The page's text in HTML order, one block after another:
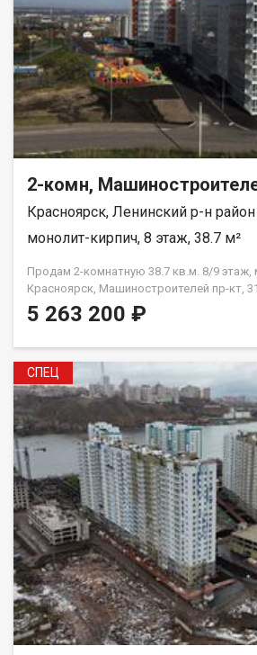
для семей с детьми и всех, кто ценит
городских благ. Рассмотрим все виды
использование мат капитала и
Полное юр сопровождение сделки.
ипотеки. Покажу в удобное для вас
2-комн,
Красноярск, Ленинский р-н район
монолит-кирпич, 8 этаж, 38.7 м²
Продам 2-комнатную 38.7 кв.м. 8/9 этаж,
Красноярск, Машиностроителей пр-кт,
НЕ ОТ ЗАСТРОЙЩИКА
5 263 200 ₽
СПЕЦ